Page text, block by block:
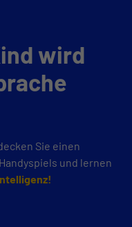
wird
Sie einen
und lernen